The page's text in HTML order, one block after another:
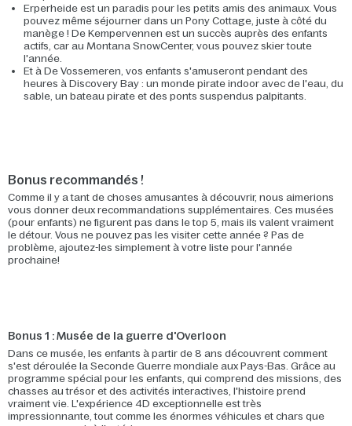
Erperheide est un paradis pour les petits amis des animaux. Vous
pouvez même séjourner dans un Pony Cottage, juste à côté du
manège ! De Kempervennen est un succès auprès des enfants
actifs, car au Montana SnowCenter, vous pouvez skier toute
l'année.
Et à De Vossemeren, vos enfants s'amuseront pendant des
heures à Discovery Bay : un monde pirate indoor avec de l'eau, du
sable, un bateau pirate et des ponts suspendus palpitants.
Bonus recommandés !
Comme il y a tant de choses amusantes à découvrir, nous aimerions
vous donner deux recommandations supplémentaires. Ces musées
(pour enfants) ne figurent pas dans le top 5, mais ils valent vraiment
le détour. Vous ne pouvez pas les visiter cette année ? Pas de
problème, ajoutez-les simplement à votre liste pour l'année
prochaine!
Bonus 1 : Musée de la guerre d'Overloon
Dans ce musée, les enfants à partir de 8 ans découvrent comment
s'est déroulée la Seconde Guerre mondiale aux Pays-Bas. Grâce au
programme spécial pour les enfants, qui comprend des missions, des
chasses au trésor et des activités interactives, l'histoire prend
vraiment vie. L'expérience 4D exceptionnelle est très
impressionnante, tout comme les énormes véhicules et chars que